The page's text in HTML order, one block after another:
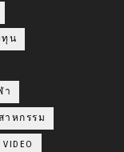
ทุน
า
าหกรรม
VIDEO